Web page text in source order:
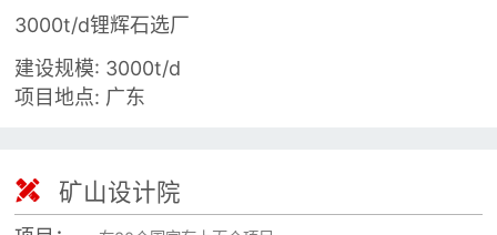
3000t/d锂辉石选厂
建设规模: 3000t/d
项目地点: 广东
 矿山设计院